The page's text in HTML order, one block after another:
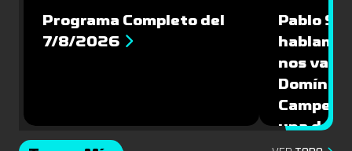
Programa Completo del
7/8/2026
Pablo
nos
una de